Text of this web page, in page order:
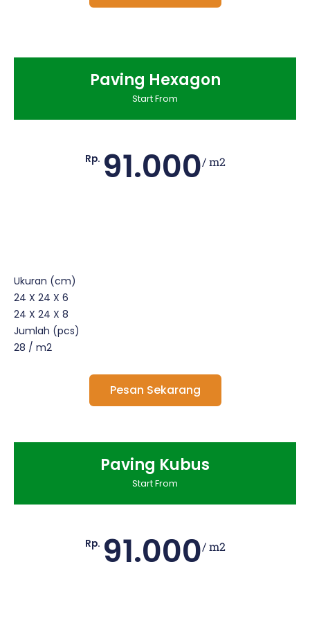
Paving Hexagon
Start From
Rp. 91.000/ m2
Ukuran (cm)
24 X 24 X 6
24 X 24 X 8
Jumlah (pcs)
28 / m2
Pesan Sekarang
Paving Kubus
Start From
Rp. 91.000/ m2